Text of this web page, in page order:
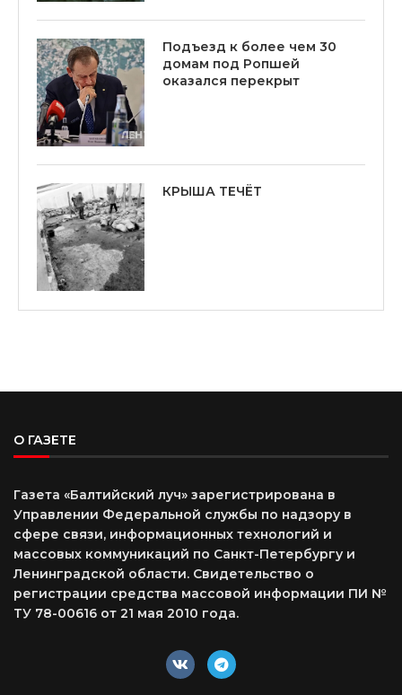
Подъезд к более чем 30
домам под Ропшей
оказался перекрыт
КРЫША ТЕЧЁТ
О ГАЗЕТЕ
Газета «Балтийский луч» зарегистрирована в
Управлении Федеральной службы по надзору в
сфере связи, информационных технологий и
массовых коммуникаций по Санкт-Петербургу и
Ленинградской области. Свидетельство о
регистрации средства массовой информации ПИ №
ТУ 78-00616 от 21 мая 2010 года.